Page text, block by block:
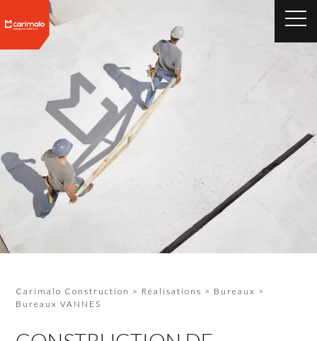
Carimalo Construction > Réalisations > Bureaux >
Bureaux VANNES